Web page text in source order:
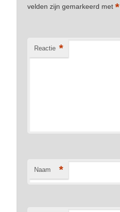
velden zijn gemarkeerd met*
Reactie *
Naam *